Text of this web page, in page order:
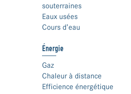
souterraines
Eaux usées
Cours d’eau
Énergie
Gaz
Chaleur à distance
Efficience énergétique